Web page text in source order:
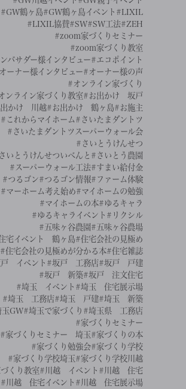
#GW鶴ヶ島#GW鶴ヶ島イベント #LIXIL
#LIXIL協賛#SW#SW工法#ZEH
#zoom家づくりセミナー
#zoom家づくり教室
バサダー様インタビュー#エコポイント
ーナー様インタビュー#オーナー様の声
#オンライン家づくり
ンライン家づくり教室#お出かけ 坂戸
かけ 川越#お出かけ 鶴ヶ島#お施主
#これからマイホーム #さいたまダントツ
#さいたまダントツスーパーウォール会
#さいとうけんせつ
いとうけんせついべんと #さいとう農園
#スーパーウォール工法#すまい給付金
#つるゴン#つるゴン情報#ファーム体験
#マーホーム考え始め#マイホームの勉強
#マイホームの本#ゆるキャラ
#ゆるキャライベント #リクシル
#五味ヶ谷農園#五味ヶ谷農場
宅イベント 鶴ヶ島#住宅会社の見極め
#住宅会社の見極めが分かる本#住宅雑誌
イベント #坂戸 工務店#坂戸 戸建
#坂戸 新築#坂戸 注文住宅
#埼玉 イベント #埼玉 住宅展示場
#埼玉 工務店#埼玉 戸建#埼玉 新築
玉GW#埼玉で家づくり #埼玉県 工務店
#家づくりセミナー
#家づくりセミナー 埼玉#家づくりの本
#家づくり勉強会#家づくり学校
#家づくり学校埼玉#家づくり学校川越
くり教室#川越 イベント #川越 住宅
#川越 住宅イベント #川越 住宅展示場